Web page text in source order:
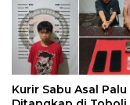
Kurir Sabu Asal Palu